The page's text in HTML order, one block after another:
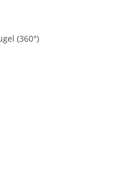
(360°)